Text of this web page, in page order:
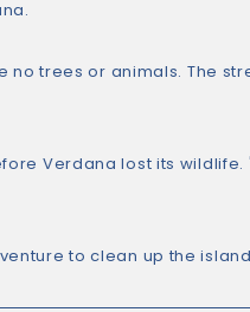
no trees or animals. The
Verdana lost its
to clean up the